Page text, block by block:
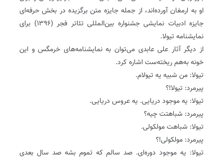
او به ارمغان آورده‌اند، از جمله جایزه متن برگزیده‌ در بخش حرفه‌ای
جایزه ادبیات نمایشی جشنواره بین‌المللی تئاتر فجر (۱۳۹۶) برای
نمایشنامه تیولا.
از دیگر آثار علی عابدی می‌توان به نمایشنامه‌های خرمگس و این
خونه به‌هم ریخته‌ست اشاره کرد.
تیولا: من شبیه یه تیولام.
پیرمرد: تیولا!؟
تیولا: یه موجود دریایی. یه عروس دریایی.
پیرمرد: شباهتت چیه؟
تیولا: شباهت مولکولی.
پیرمرد: مولکولی!؟
تیولا: یه موجود دوره‌ای. صد سالم که تموم بشه صد سال بعدی